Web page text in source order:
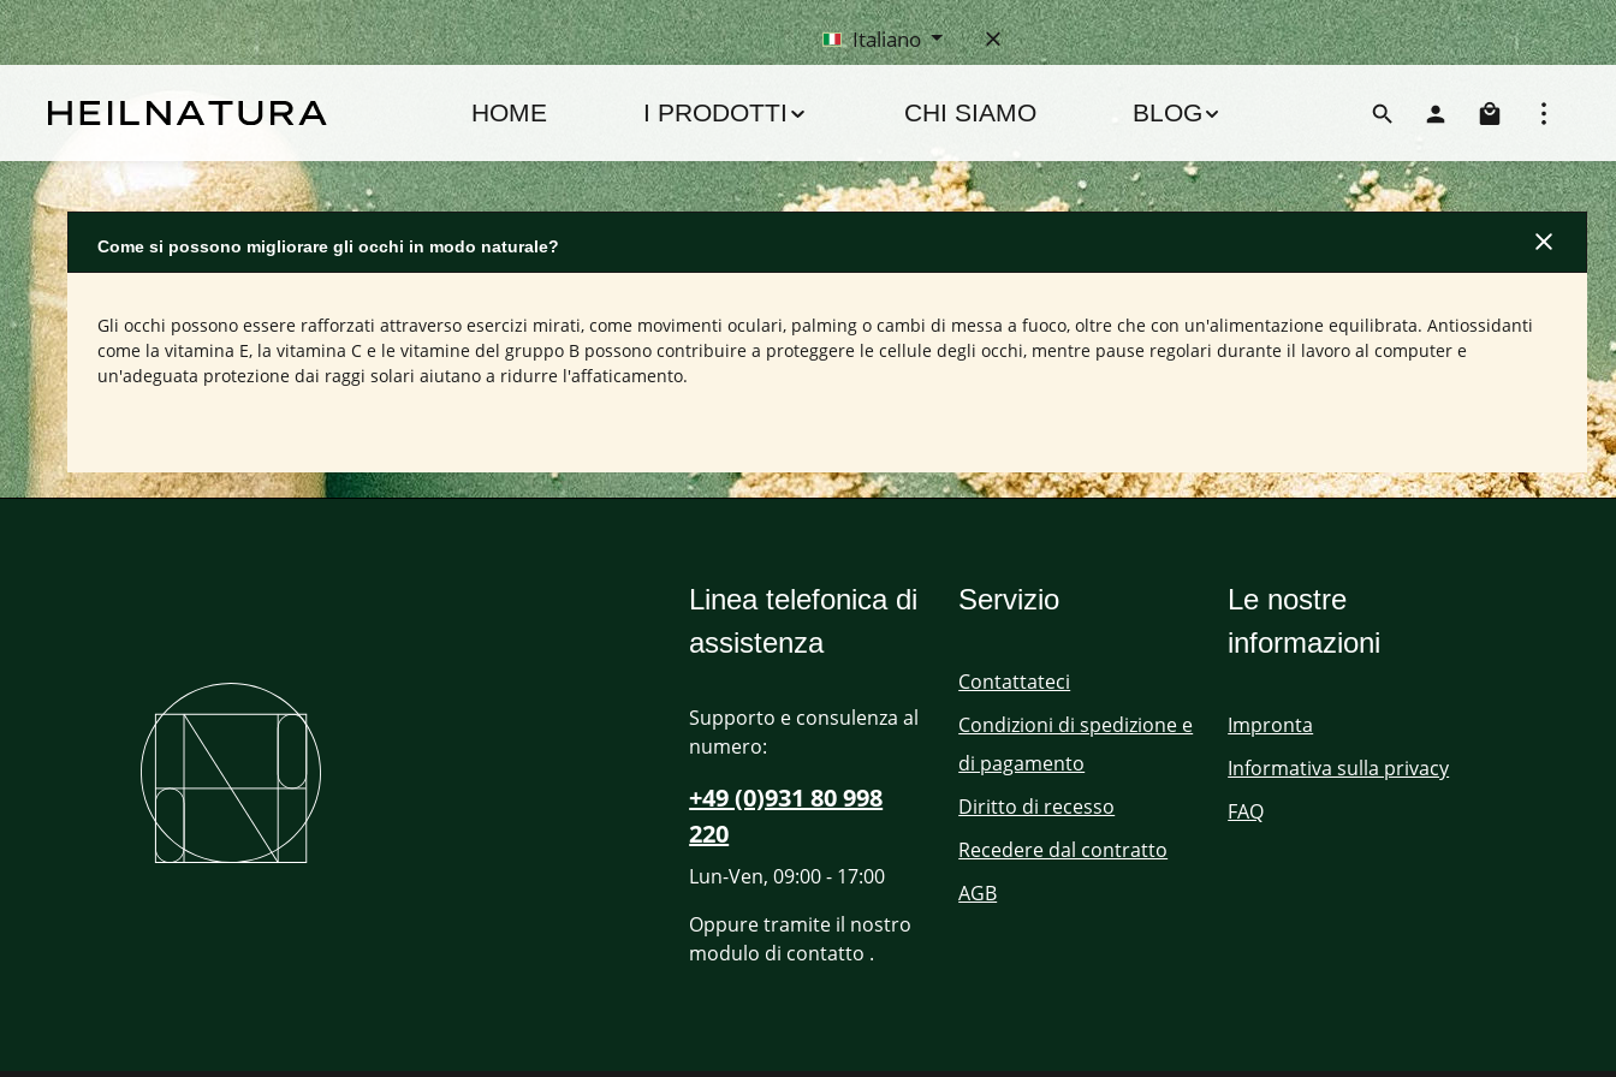
al contenuto principale
Passa alla navigazione principale Italiano
HOME I PRODOTTI CHI SIAMO BLOG Il
Come si possono migliorare gli occhi in modo naturale?
Gli occhi possono essere rafforzati attraverso esercizi mirati, come movimenti oculari, palming o cambi di messa a fuoco, oltre che con un'alimentazione equilibrata. Antiossidanti
come la vitamina E, la vitamina C e le vitamine del gruppo B possono contribuire a proteggere le cellule degli occhi, mentre pause regolari durante il lavoro al computer e
un'adeguata protezione dai raggi solari aiutano a ridurre l'affaticamento.
Linea telefonica di
assistenza
Supporto e consulenza al
numero:
+49 (0)931 80 998
220
Lun-Ven, 09:00 - 17:00
Oppure tramite il nostro
modulo di contatto .
Servizio
Contattateci
Condizioni di spedizione e
di pagamento
Diritto di recesso
Recedere dal contratto
AGB
Le nostre
informazioni
Impronta
Informativa sulla privacy
FAQ